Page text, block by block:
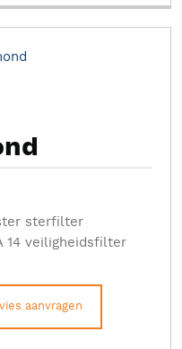
sterfilter
14 veiligheidsfilter
aanvragen